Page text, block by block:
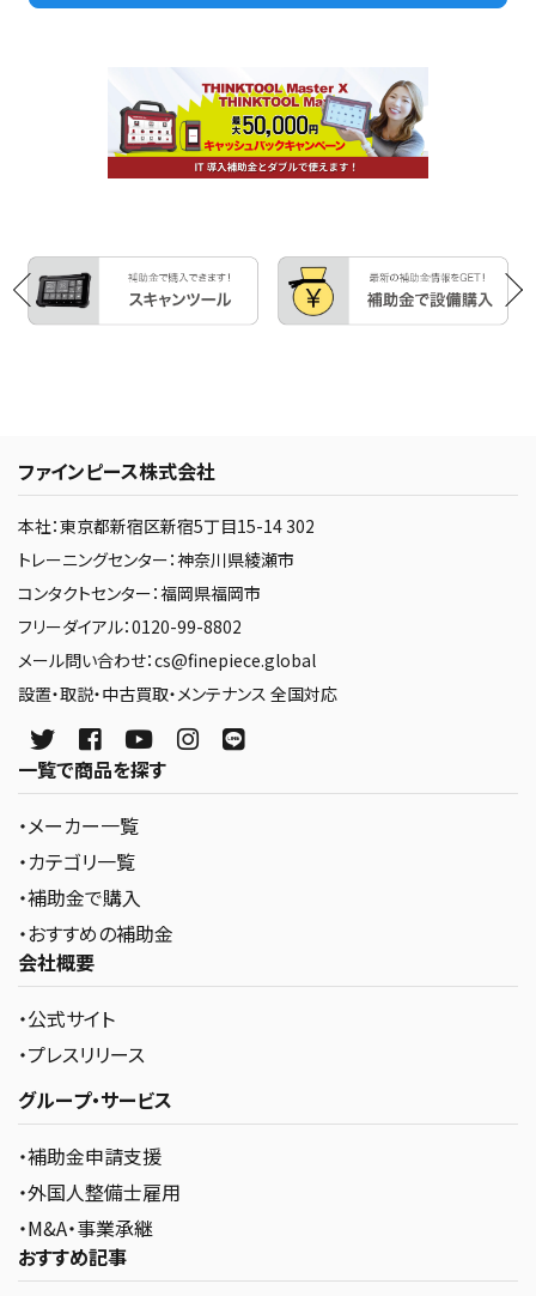
ファインピース株式会社
本社：東京都新宿区新宿5丁目15-14 302
トレーニングセンター：神奈川県綾瀬市
コンタクトセンター：福岡県福岡市
フリーダイアル：0120-99-8802
メール問い合わせ：cs@finepiece.global
設置・取説・中古買取・メンテナンス 全国対応
一覧で商品を探す
・メーカー一覧
・カテゴリ一覧
・補助金で購入
・おすすめの補助金
会社概要
・公式サイト
・プレスリリース
グループ・サービス
・補助金申請支援
・外国人整備士雇用
・M&A・事業承継
おすすめ記事